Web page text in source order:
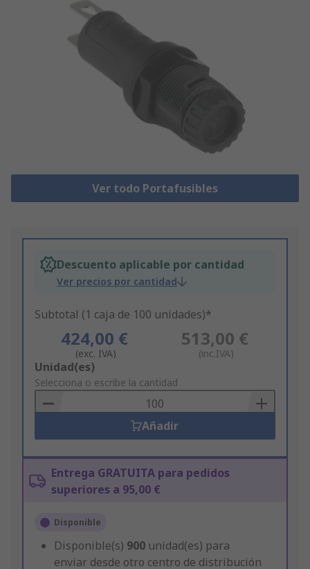
Ver todo Portafusibles
Descuento aplicable por cantidad
Ver precios por cantidad
Subtotal (1 caja de 100 unidades)*
424,00 €
(exc. IVA)
513,00 €
(inc.IVA)
Add
to
Basket
Unidad(es)
Selecciona o escribe la cantidad
Añadir
Entrega GRATUITA para pedidos
superiores a 95,00 €
Disponible
Disponible(s) 900 unidad(es) para
enviar desde otro centro de distribución